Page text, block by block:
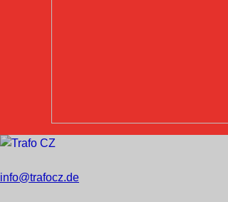
info@trafocz.de